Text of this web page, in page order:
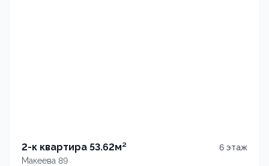
2-к квартира 53.62м² 6 этаж
Макеева 89